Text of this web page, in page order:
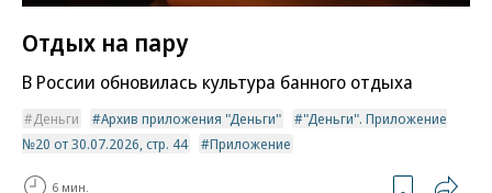
Отдых на пару
В России обновилась культура банного отдыха
Деньги Архив приложения "Деньги"
"Деньги". Приложение
№20 от 30.07.2026, стр. 44
Приложение
6 мин.